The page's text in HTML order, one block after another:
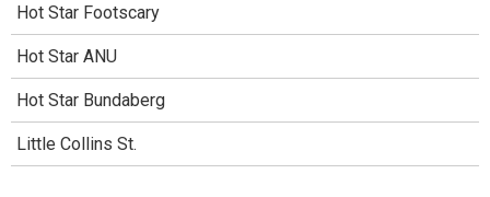
Hot Star Footscary
Hot Star ANU
Hot Star Bundaberg
Little Collins St.